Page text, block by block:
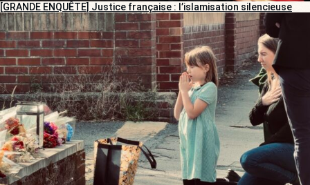
[GRANDE ENQUÊTE] Justice française : l’islamisation silencieuse